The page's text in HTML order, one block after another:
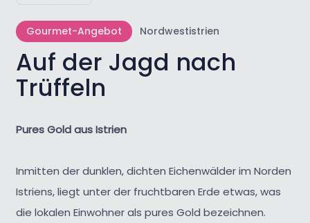
Gourmet-Angebot Nordwestistrien
Auf der Jagd nach
Trüffeln
Pures Gold aus Istrien
Inmitten der dunklen, dichten Eichenwälder im Norden
Istriens, liegt unter der fruchtbaren Erde etwas, was
die lokalen Einwohner als pures Gold bezeichnen.